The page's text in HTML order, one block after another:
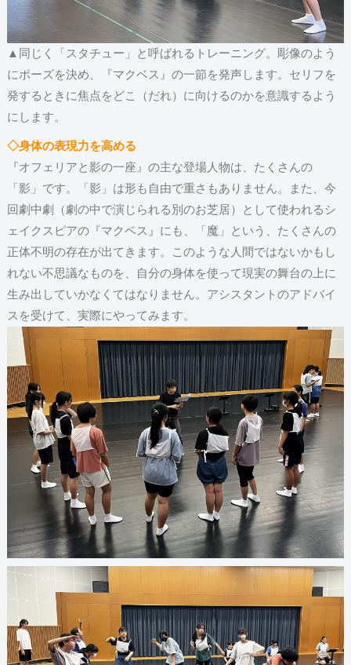
▲同じく「スタチュー」と呼ばれるトレーニング。彫像のよう
にポーズを決め、『マクベス』の一節を発声します。セリフを
発するときに焦点をどこ（だれ）に向けるのかを意識するよう
にします。
◇身体の表現力を高める
『オフェリアと影の一座』の主な登場人物は、たくさんの
「影」です。「影」は形も自由で重さもありません。また、今
回劇中劇（劇の中で演じられる別のお芝居）として使われるシ
ェイクスピアの『マクベス』にも、「魔」という、たくさんの
正体不明の存在が出てきます。このような人間ではないかもし
れない不思議なものを、自分の身体を使って現実の舞台の上に
生み出していかなくてはなりません。アシスタントのアドバイ
スを受けて、実際にやってみます。